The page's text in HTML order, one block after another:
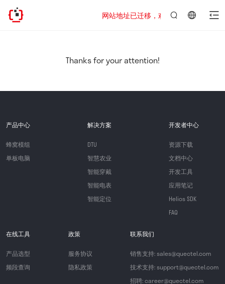
网站地址已迁移，欢迎访问新址：
Thanks for your attention!
产品中心
蜂窝模组
单板电脑
解决方案
DTU
智慧农业
智能穿戴
智能电表
智能定位
开发者中心
资源下载
文档中心
开发工具
应用笔记
Helios SDK
FAQ
在线工具
产品选型
频段查询
政策
服务协议
隐私政策
联系我们
销售支持: sales@quectel.com
技术支持: support@quectel.com
招聘: career@quectel.com